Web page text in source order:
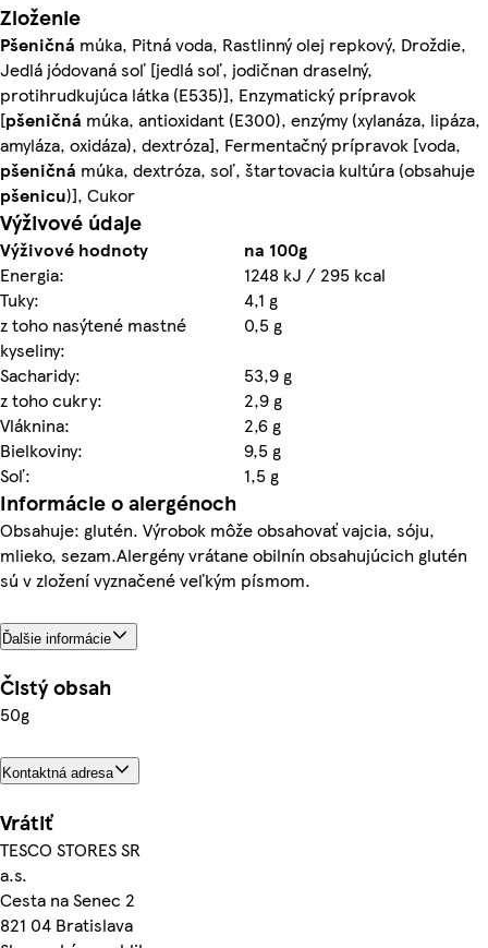
Zloženie
Pšeničná múka, Pitná voda, Rastlinný olej repkový, Droždie,
Jedlá jódovaná soľ [jedlá soľ, jodičnan draselný,
protihrudkujúca látka (E535)], Enzymatický prípravok
[pšeničná múka, antioxidant (E300), enzýmy (xylanáza, lipáza,
amyláza, oxidáza), dextróza], Fermentačný prípravok [voda,
pšeničná múka, dextróza, soľ, štartovacia kultúra (obsahuje
pšenicu)], Cukor
Výživové údaje
Výživové hodnoty
na 100g
Energia:
1248 kJ / 295 kcal
Tuky:
4,1 g
z toho nasýtené mastné
kyseliny:
0,5 g
Sacharidy:
53,9 g
z toho cukry:
2,9 g
Vláknina:
2,6 g
Bielkoviny:
9,5 g
Soľ:
1,5 g
Informácie o alergénoch
Obsahuje: glutén. Výrobok môže obsahovať vajcia, sóju,
mlieko, sezam.Alergény vrátane obilnín obsahujúcich glutén
sú v zložení vyznačené veľkým písmom.
Ďalšie informácie
Čistý obsah
50g
Kontaktná adresa
Vrátiť
TESCO STORES SR
a.s.
Cesta na Senec 2
821 04 Bratislava